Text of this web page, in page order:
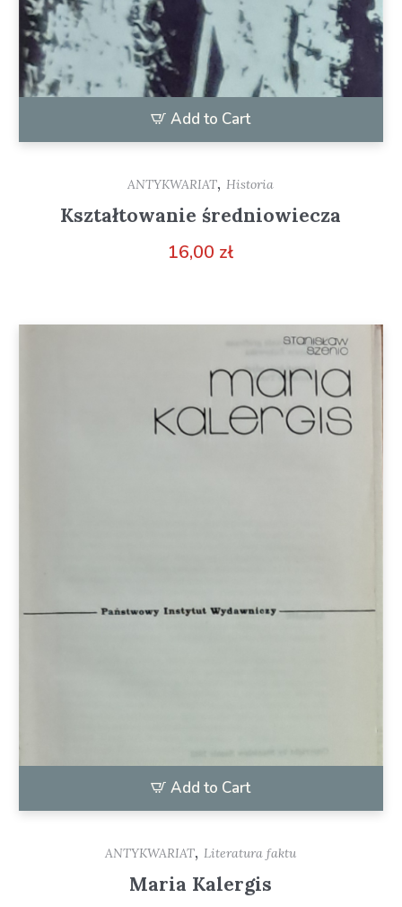
Add to Cart
ANTYKWARIAT,Historia
Kształtowanie średniowiecza
16,00 zł
Add to Cart
ANTYKWARIAT, Literatura faktu
Maria Kalergis